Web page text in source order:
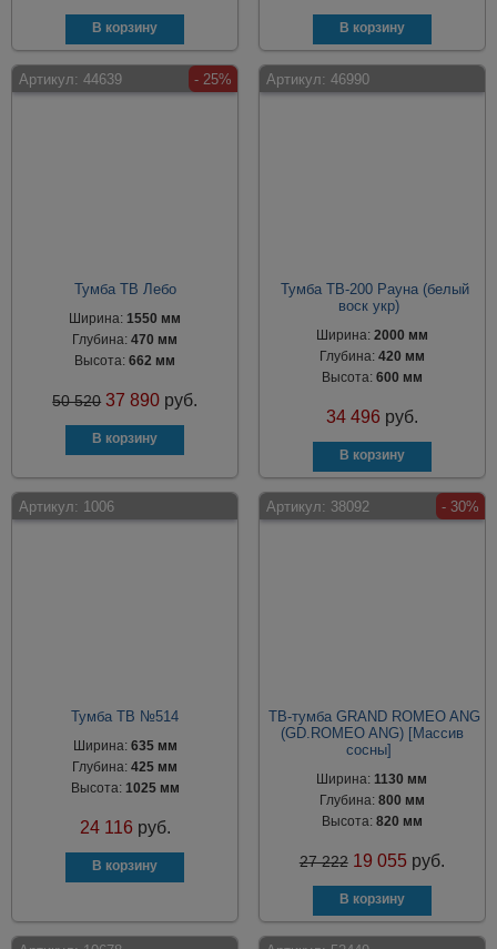
Артикул: 44639 - 25%
Тумба ТВ Лебо
Ширина:1550 мм
Глубина:470 мм
Высота:662 мм
50 520 37 890 руб.
Артикул: 46990
Тумба ТВ-200 Рауна (белый
воск укр)
Ширина: 2000 мм
Глубина: 420 мм
Высота: 600 мм
34 496 руб.
Артикул: 1006
Тумба ТВ №514
Ширина: 635 мм
Глубина:425 мм
Высота: 1025 мм
24 116 руб.
Артикул: 38092 - 30%
ТВ-тумба GRAND ROMEO ANG
(GD.ROMEO ANG) [Массив
сосны]
Ширина:1130 мм
Глубина: 800 мм
Высота: 820 мм
27 222 19 055 руб.